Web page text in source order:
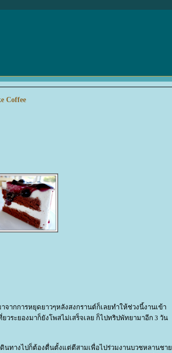
Coffee
ากการหยุดยาวๆหลังสงกรานต์ก็เลยทำให้ช่วงนี้งานเข้า
วระยองมาก็ยังโพสไม่เสร็จเลย ก็ไปทริปพัทยามาอีก 3 วัน
นทางไปก็ต้องตื่นตั้งแต่ตีสามเพื่อไปร่วมงานบวชหลานชา